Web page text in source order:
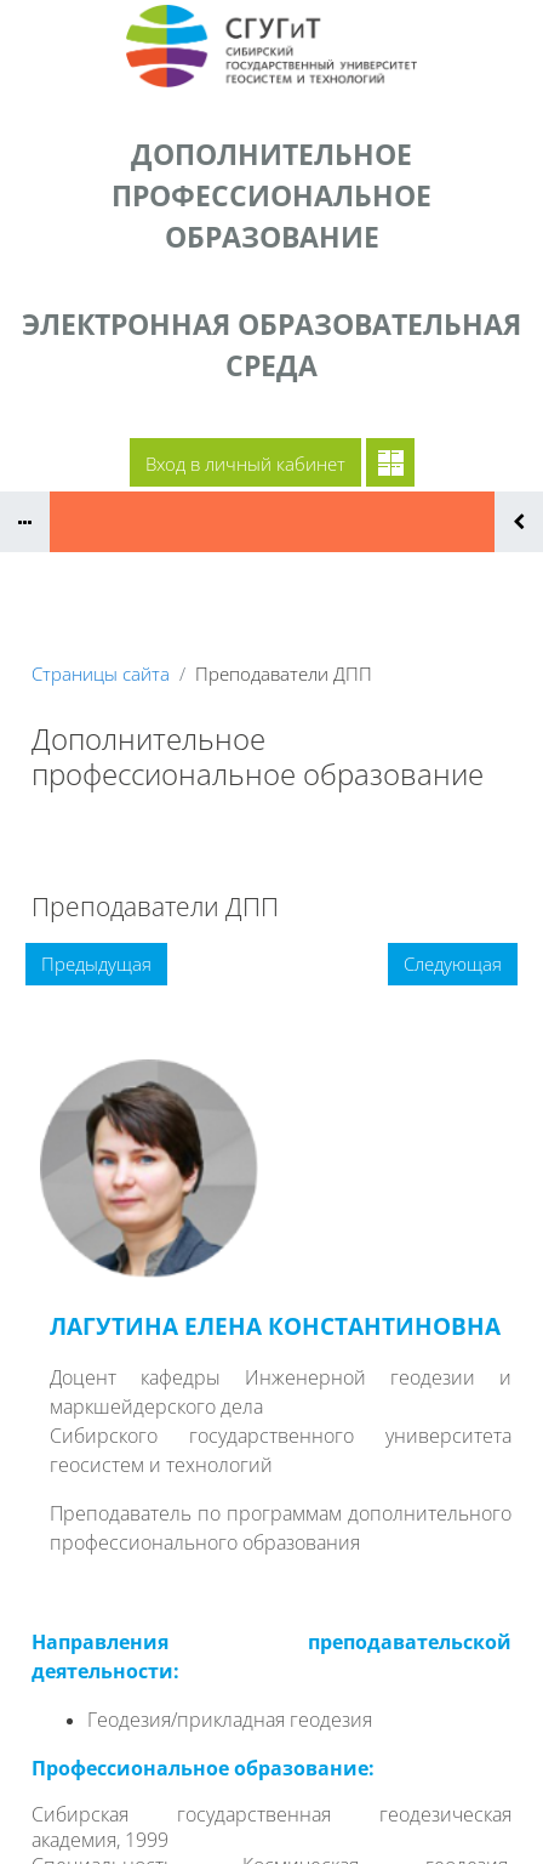
Перейти к основному содержанию
ДОПОЛНИТЕЛЬНОЕ
ПРОФЕССИОНАЛЬНОЕ
ОБРАЗОВАНИЕ
ЭЛЕКТРОННАЯ ОБРАЗОВАТЕЛЬНАЯ
СРЕДА
Вход в личный кабинет
Страницы сайта Преподаватели ДПП
Дополнительное
профессиональное образование
Преподаватели ДПП
Предыдущая Следующая
ЛАГУТИНА ЕЛЕНА КОНСТАНТИНОВНА
Доцент кафедры Инженерной геодезии и
маркшейдерского дела
Сибирского государственного университета
геосистем и технологий
Преподаватель по программам дополнительного
профессионального образования
Направления преподавательской
деятельности:
Геодезия/прикладная геодезия
Профессиональное образование:
Сибирская государственная геодезическая
академия, 1999